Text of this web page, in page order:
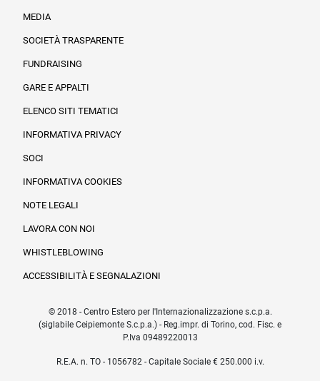
MEDIA
SOCIETÀ TRASPARENTE
FUNDRAISING
GARE E APPALTI
ELENCO SITI TEMATICI
INFORMATIVA PRIVACY
SOCI
INFORMATIVA COOKIES
NOTE LEGALI
LAVORA CON NOI
WHISTLEBLOWING
ACCESSIBILITÀ E SEGNALAZIONI
© 2018 - Centro Estero per l'Internazionalizzazione s.c.p.a.
(siglabile Ceipiemonte S.c.p.a.) - Reg.impr. di Torino, cod. Fisc. e
P.Iva 09489220013
R.E.A. n. TO - 1056782 - Capitale Sociale € 250.000 i.v.